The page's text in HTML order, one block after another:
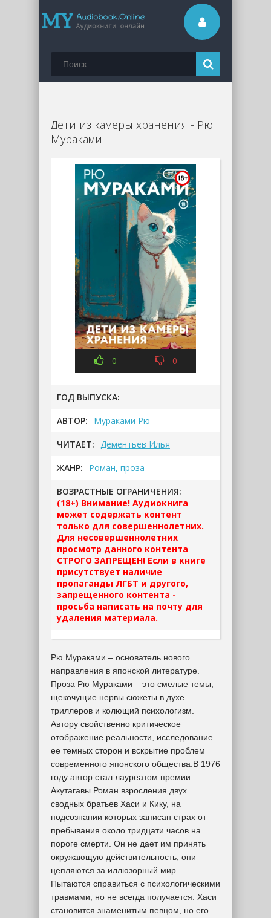
Дети из камеры хранения - Рю
Мураками
0 0
ГОД ВЫПУСКА:
АВТОР: Мураками Рю
ЧИТАЕТ: Дементьев Илья
ЖАНР: Роман, проза
ВОЗРАСТНЫЕ ОГРАНИЧЕНИЯ:
(18+) Внимание! Аудиокнига
может содержать контент
только для совершеннолетних.
Для несовершеннолетних
просмотр данного контента
СТРОГО ЗАПРЕЩЕН! Если в книге
присутствует наличие
пропаганды ЛГБТ и другого,
запрещенного контента -
просьба написать на почту для
удаления материала.
Рю Мураками – основатель нового
направления в японской литературе.
Проза Рю Мураками – это смелые темы,
щекочущие нервы сюжеты в духе
триллеров и колющий психологизм.
Автору свойственно критическое
отображение реальности, исследование
ее темных сторон и вскрытие проблем
современного японского общества.В 1976
году автор стал лауреатом премии
Акутагавы.Роман взросления двух
сводных братьев Хаси и Кику, на
подсознании которых записан страх от
пребывания около тридцати часов на
пороге смерти. Он не дает им принять
окружающую действительность, они
цепляются за иллюзорный мир.
Пытаются справиться с психологическими
травмами, но не всегда получается. Хаси
становится знаменитым певцом, но его